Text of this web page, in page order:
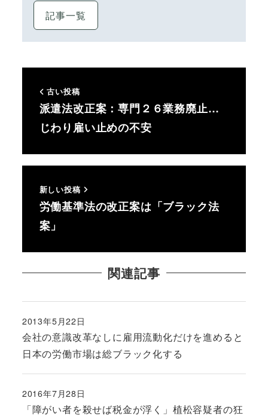
記事一覧
古い投稿
派遣法改正案：専門２６業務廃止…
じわり雇い止めの不安
新しい投稿
労働基準法の改正案は「ブラック法
案」
関連記事
会社の意識改革なしに雇用流動化だけを進めると
日本の労働市場は総ブラック化する
投稿日
2013年5月22日
「障がい者を殺せば税金が浮く」植松容疑者の狂
投稿日
2016年7月28日